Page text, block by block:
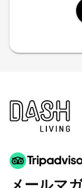
メールマ